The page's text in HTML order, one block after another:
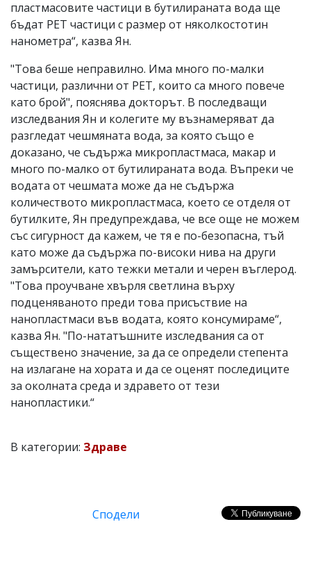
пластмасовите частици в бутилираната вода ще
бъдат PET частици с размер от няколкостотин
нанометра“, казва Ян.
"Това беше неправилно. Има много по-малки
частици, различни от PET, които са много повече
като брой", пояснява докторът. В последващи
изследвания Ян и колегите му възнамеряват да
разгледат чешмяната вода, за която също е
доказано, че съдържа микропластмаса, макар и
много по-малко от бутилираната вода. Въпреки че
водата от чешмата може да не съдържа
количеството микропластмаса, което се отделя от
бутилките, Ян предупреждава, че все още не можем
със сигурност да кажем, че тя е по-безопасна, тъй
като може да съдържа по-високи нива на други
замърсители, като тежки метали и черен въглерод.
"Това проучване хвърля светлина върху
подценяваното преди това присъствие на
нанопластмаси във водата, която консумираме“,
казва Ян. "По-нататъшните изследвания са от
съществено значение, за да се определи степента
на излагане на хората и да се оценят последиците
за околната среда и здравето от тези
нанопластики.“
В категории: Здраве
Сподели